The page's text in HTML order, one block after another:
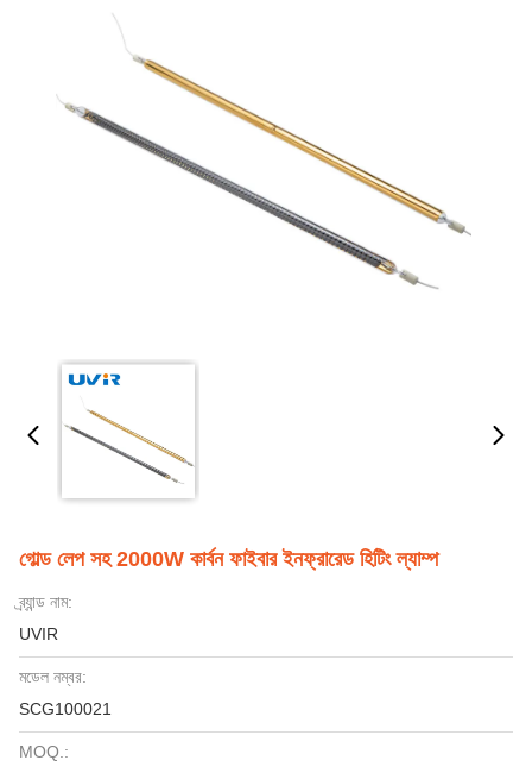
গোল্ড লেপ সহ 2000W কার্বন ফাইবার ইনফ্রারেড হিটিং ল্যাম্প
ব্র্যান্ড নাম:
UVIR
মডেল নম্বর:
SCG100021
MOQ.: